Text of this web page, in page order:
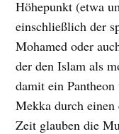
Höhepunkt (etwa
einschließlich der
Mohamed oder
der den Islam als
damit ein
Mekka durch
Zeit glauben die